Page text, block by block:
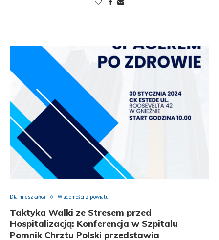
Dla mieszkańca Wiadomości z powiatu
Taktyka Walki ze Stresem przed
Hospitalizacją: Konferencja w Szpitalu
Pomnik Chrztu Polski przedstawia